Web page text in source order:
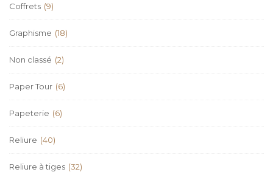
Coffrets (9)
Graphisme (18)
Non classé (2)
Paper Tour (6)
Papeterie (6)
Reliure (40)
Reliure à tiges (32)